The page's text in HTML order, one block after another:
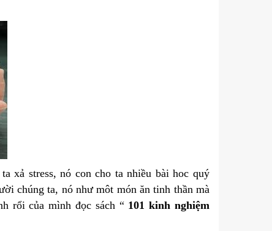
xả stress, nó con cho ta nhiều bài hoc quý
chúng ta, nó như môt món ăn tinh thần mà
rổi của mình đọc sách “ 101 kinh nghiệm